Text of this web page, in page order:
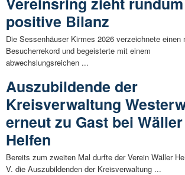
positive Bilanz
Die Sessenhäuser Kirmes 2026 verzeichnete einen
Besucherrekord und begeisterte mit einem
abwechslungsreichen ...
Auszubildende der
Kreisverwaltung
erneut zu Gast bei Wäller
Helfen
Bereits zum zweiten Mal durfte der Verein Wäller
V. die Auszubildenden der Kreisverwaltung ...